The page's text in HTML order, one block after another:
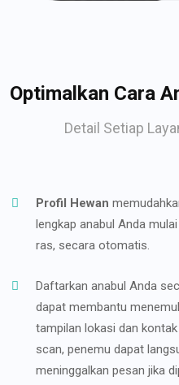
Optimalkan Cara
Detail Setiap
Profil Hewan
lengkap anabul Anda
ras, secara otomatis.
Daftarkan anabul Anda
dapat membantu
tampilan lokasi dan
scan, penemu dapat
meninggalkan pesan jika